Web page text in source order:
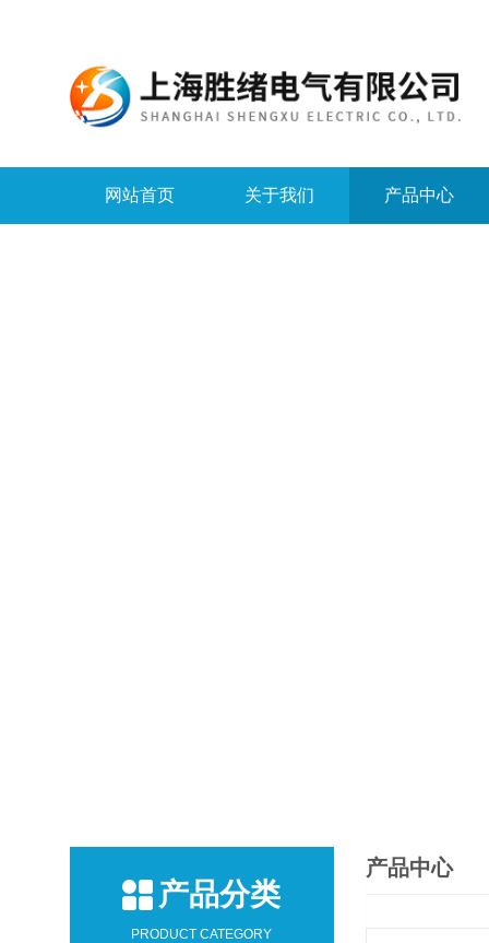
网站首页 关于我们 产品中心
产品分类
PRODUCT CATEGORY
产品中心